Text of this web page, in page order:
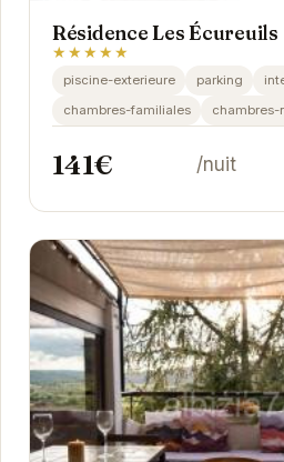
Résidence Les Écureuils
★★★★★
piscine-exterieure parking
chambres-familiales
chambres-
141€ /nuit